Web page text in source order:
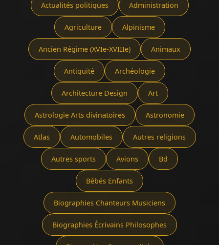
Actualités politiques Administration
Agriculture Alpinisme
Ancien Régime (XVIe-XVIIIe) Animaux
Antiquité Archéologie
Architecture Design Art
Astrologie Arts divinatoires Astronomie
Atlas Automobiles Autres religions
Autres sports Avions Bd
Bébés Enfants
Biographies Chanteurs Musiciens
Biographies Écrivains Philosophes